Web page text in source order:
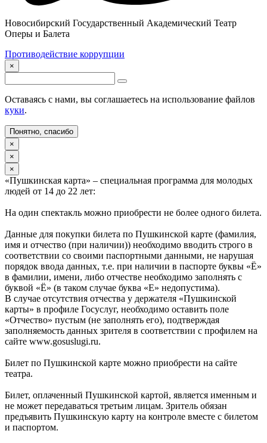
Новосибирский Государственный Академический Театр
Оперы и Балета
Противодействие коррупции
×
Оставаясь с нами, вы соглашаетесь на использование файлов
куки.
Понятно, спасибо
×
×
×
«Пушкинская карта» – специальная программа для молодых
людей от 14 до 22 лет:
На один спектакль можно приобрести не более одного билета.
Данные для покупки билета по Пушкинской карте (фамилия,
имя и отчество (при наличии)) необходимо вводить строго в
соответствии со своими паспортными данными, не нарушая
порядок ввода данных, т.е. при наличии в паспорте буквы «Ё»
в фамилии, имени, либо отчестве необходимо заполнять с
буквой «Ё» (в таком случае буква «Е» недопустима).
В случае отсутствия отчества у держателя «Пушкинской
карты» в профиле Госуслуг, необходимо оставить поле
«Отчество» пустым (не заполнять его), подтверждая
заполняемость данных зрителя в соответствии с профилем на
сайте www.gosuslugi.ru.
Билет по Пушкинской карте можно приобрести на сайте
театра.
Билет, оплаченный Пушкинской картой, является именным и
не может передаваться третьим лицам. Зритель обязан
предъявить Пушкинскую карту на контроле вместе с билетом
и паспортом.